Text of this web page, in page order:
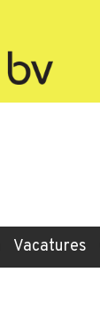
Vacatures